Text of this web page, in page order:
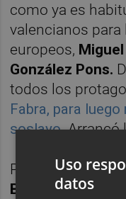
como ya es
valencianos
europeos,
González Pons.
todos los
Fabra, para
soslayo.Arrancó
Previamente, la
Barberá,había
Uso
datos